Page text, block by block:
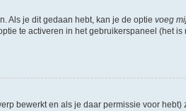
Als je dit gedaan hebt, kan je de optievoeg
te activeren in het gebruikerspaneel (het
bewerkt en als je daar permissie voor